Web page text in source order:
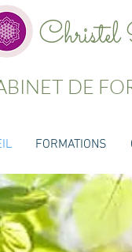
Christel
DE
FORMATIONS